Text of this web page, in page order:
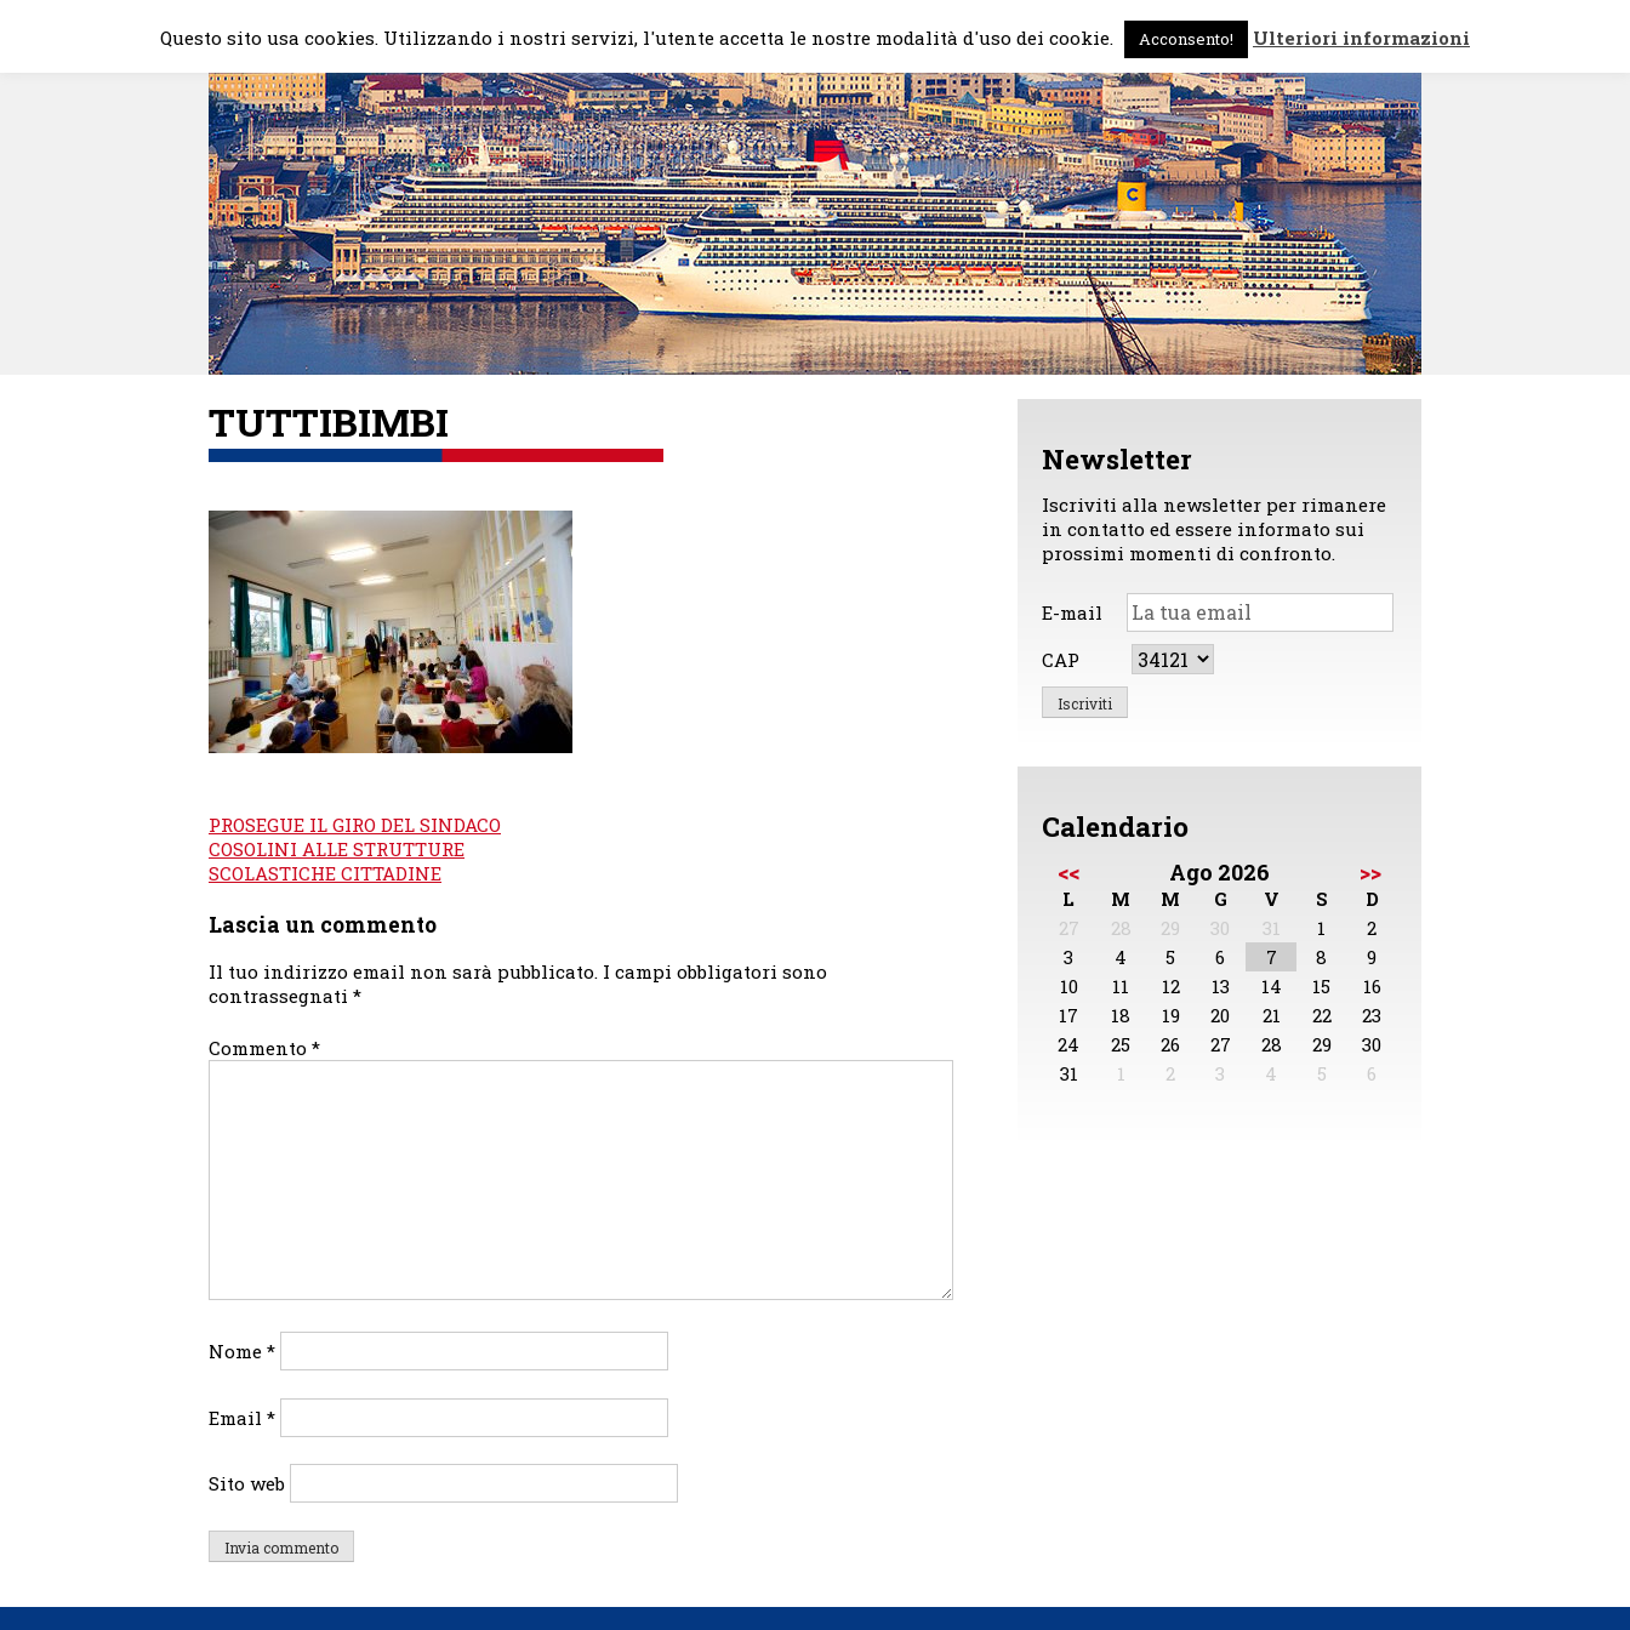
content
Home Il mio impegno Chi sono News Contattami
TUTTIBIMBI
Navigazione
articoli
PROSEGUE IL GIRO DEL SINDACO
COSOLINI ALLE STRUTTURE
SCOLASTICHE CITTADINE
Lascia un commento
Il tuo indirizzo email non sarà pubblicato. I campi obbligatori sono
contrassegnati *
Commento *
Nome *
Email *
Sito web
Newsletter
Iscriviti alla newsletter per rimanere
in contatto ed essere informato sui
prossimi momenti di confronto.
E-mail
CAP
Calendario
<< Ago 2026 >>
L M M G V S
D
27
28 29 30 31 1
2
3
4 5 6 7 8
9
10
11 12 13 14 15
16
17
18 19 20 21 22
23
24
25 26 27 28 29
30
31
1 2 3 4 5 6
Questo sito usa cookies. Utilizzando i nostri servizi, l'utente accetta le nostre modalità d'uso dei cookie. Acconsento! Ulteriori informazioni